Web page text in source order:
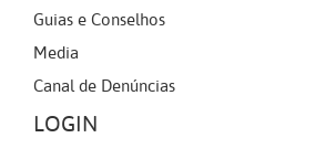
Guias e Conselhos
Media
Canal de Denúncias
LOGIN